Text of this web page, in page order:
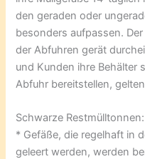
den geraden oder
besonders aufpassen.
der Abfuhren gerät
und Kunden ihre Behälter
Abfuhr bereitstellen,
Schwarze Restmülltonnen:
* Gefäße, die regelhaft in
geleert werden, werden